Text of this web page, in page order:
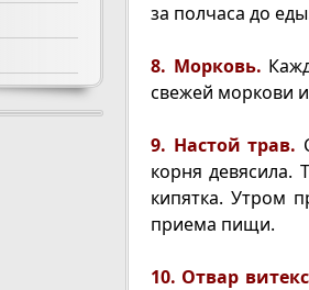
за полчаса до
8. Морковь.
свежей моркови
9. Настой трав.
корня девясила.
кипятка. Утром
приема пищи.
10. Отвар